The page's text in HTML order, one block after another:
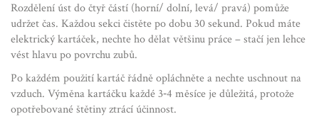
Rozdělení úst do čtyř částí (horní/ dolní, levá/ pravá) pomůže
udržet čas. Každou sekci čistěte po dobu 30 sekund. Pokud máte
elektrický kartáček, nechte ho dělat většinu práce – stačí jen lehce
vést hlavu po povrchu zubů.
Po každém použití kartáč řádně opláchněte a nechte uschnout na
vzduch. Výměna kartáčku každé 3‑4 měsíce je důležitá, protože
opotřebované štětiny ztrácí účinnost.